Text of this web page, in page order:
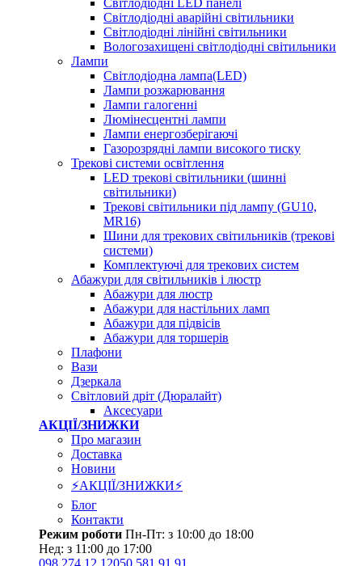
Світлодіодні LED панелі
Світлодіодні аварійні світильники
Світлодіодні лінійні світильники
Вологозахищені світлодіодні світильники
Лампи
Світлодіодна лампа(LED)
Лампи розжарювання
Лампи галогенні
Люмінесцентні лампи
Лампи енергозберігаючі
Газорозрядні лампи високого тиску
Трекові системи освітлення
LED трекові світильники (шинні
світильники)
Трекові світильники під лампу (GU10,
MR16)
Шини для трекових світильників (трекові
системи)
Комплектуючі для трекових систем
Абажури для світильників і люстр
Абажури для люстр
Абажури для настільних ламп
Абажури для підвісів
Абажури для торшерів
Плафони
Вази
Дзеркала
Світловий дріт (Дюралайт)
Аксесуари
АКЦІЇ/ЗНИЖКИ
Про магазин
Доставка
Новини
⚡АКЦІЇ/ЗНИЖКИ⚡
Блог
Контакти
Режим роботи Пн-Пт: з 10:00 до 18:00
Нед: з 11:00 до 17:00
098 274 12 12050 581 91 91